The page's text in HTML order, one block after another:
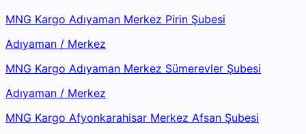
MNG Kargo Adıyaman Merkez Pirin Şubesi
Adıyaman / Merkez
MNG Kargo Adıyaman Merkez Sümerevler Şubesi
Adıyaman / Merkez
MNG Kargo Afyonkarahisar Merkez Afsan Şubesi